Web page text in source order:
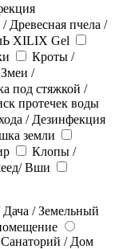
пчела /
XILIX Gel
Кроты /
/
под стяжкой /
протечек воды
/ Дезинфекция
земли
Клопы /
Вши
/ Земельный
/ Дом